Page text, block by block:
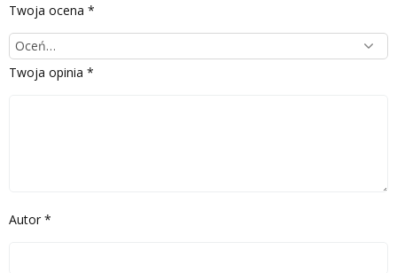
Twoja ocena *
Twoja opinia *
Autor *